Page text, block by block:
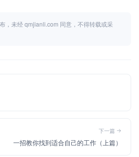
，未经 qmjianli.com 同意，不得转载或采
下一篇
一招教你找到适合自己的工作（上篇）